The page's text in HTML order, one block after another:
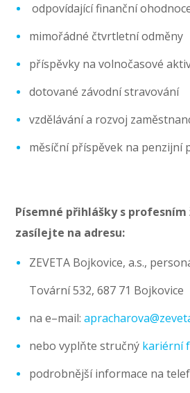
odpovídající finanční
mimořádné čtvrtletní odměny
příspěvky na volnočasové
dotované závodní stravování
vzdělávání a rozvoj
měsíční příspěvek na penzijní
Písemné přihlášky s
zasílejte na adresu:
ZEVETA Bojkovice, a.s.,
Tovární 532, 687 71 Bojkovice
na e–mail:
nebo vyplňte stručný kariérní
podrobnější informace na